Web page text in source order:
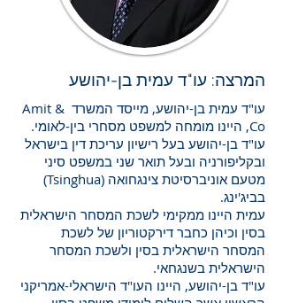
המרצה: עו"ד עמית בן-יהושע
עו"ד עמית בן-יהושע, מייסד המשרד Amit &
Co, היינו מומחה למשפט מסחרי בין-לאומי.
עו"ד בן-יהושע בעל רישיון עריכת דין בישראל
ובקליפורניה ובעל תואר שני במשפט סיני
מטעם אוניברסיטת צינגחואה (Tsinghua)
בביג'ינג.
עמית היינו ממקימי לשכת המסחר הישראלית
בסין וכיהן כחבר דירקטוריון של לשכת
המסחר הישראלית בסין ולשכת המסחר
הישראלית בשנגחאי.
עו"ד בן-יהושע, היינו העו"ד הישראלי-אמריקני